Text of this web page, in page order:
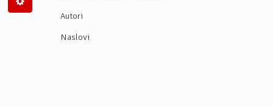
Autori
Naslovi